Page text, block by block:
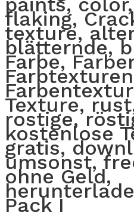
flaking,
texture,
blätternde,
Farbe,
Texture,
rostige,
kostenlose
gratis,
umsonst,
ohne Geld,
Pack I